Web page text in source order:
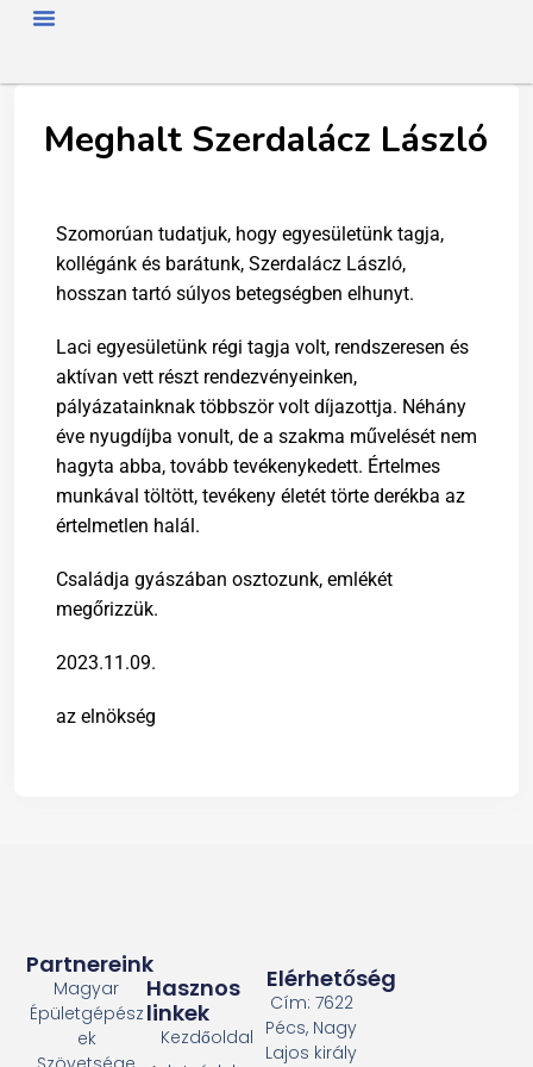
Meghalt Szerdalácz László
Szomorúan tudatjuk, hogy egyesületünk tagja,
kollégánk és barátunk, Szerdalácz László,
hosszan tartó súlyos betegségben elhunyt.
Laci egyesületünk régi tagja volt, rendszeresen és
aktívan vett részt rendezvényeinken,
pályázatainknak többször volt díjazottja. Néhány
éve nyugdíjba vonult, de a szakma művelését nem
hagyta abba, tovább tevékenykedett. Értelmes
munkával töltött, tevékeny életét törte derékba az
értelmetlen halál.
Családja gyászában osztozunk, emlékét
megőrizzük.
2023.11.09.
az elnökség
Elérhetőség
Cím: 7622
Pécs, Nagy
Lajos király
Hasznos
linkek
Kezdőoldal
Partnereink
Magyar
Épületgépész
ek